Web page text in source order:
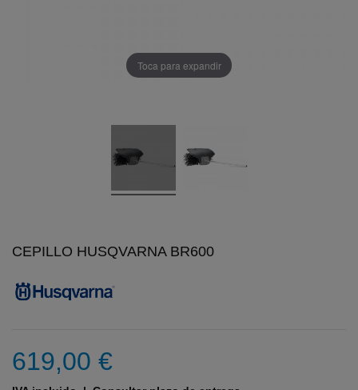
Toca para expandir
CEPILLO HUSQVARNA BR600
619,00 €